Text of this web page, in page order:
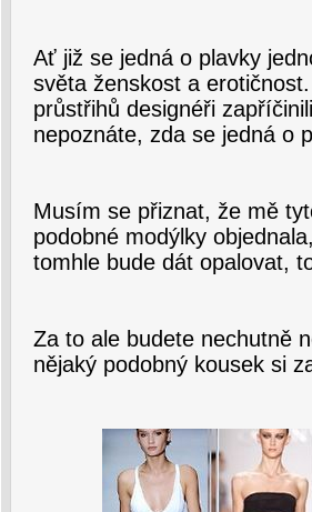
Ať již se jedná o plavky
světa ženskost a
průstřihů designéři
nepoznáte, zda se jedná o
Musím se přiznat, že mě
podobné modýlky
tomhle bude dát opalovat,
Za to ale budete nechutně
nějaký podobný kousek si